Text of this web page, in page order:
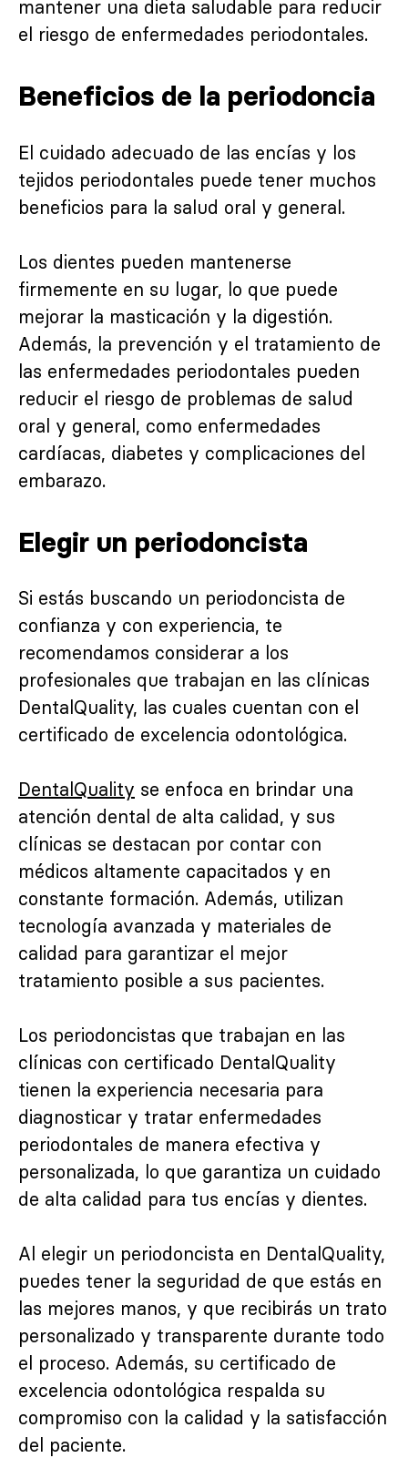
mantener una dieta saludable para reducir
el riesgo de enfermedades periodontales.
Beneficios de la periodoncia
El cuidado adecuado de las encías y los
tejidos periodontales puede tener muchos
beneficios para la salud oral y general.
Los dientes pueden mantenerse
firmemente en su lugar, lo que puede
mejorar la masticación y la digestión.
Además, la prevención y el tratamiento de
las enfermedades periodontales pueden
reducir el riesgo de problemas de salud
oral y general, como enfermedades
cardíacas, diabetes y complicaciones del
embarazo.
Elegir un periodoncista
Si estás buscando un periodoncista de
confianza y con experiencia, te
recomendamos considerar a los
profesionales que trabajan en las clínicas
DentalQuality, las cuales cuentan con el
certificado de excelencia odontológica.
DentalQuality se enfoca en brindar una
atención dental de alta calidad, y sus
clínicas se destacan por contar con
médicos altamente capacitados y en
constante formación. Además, utilizan
tecnología avanzada y materiales de
calidad para garantizar el mejor
tratamiento posible a sus pacientes.
Los periodoncistas que trabajan en las
clínicas con certificado DentalQuality
tienen la experiencia necesaria para
diagnosticar y tratar enfermedades
periodontales de manera efectiva y
personalizada, lo que garantiza un cuidado
de alta calidad para tus encías y dientes.
Al elegir un periodoncista en DentalQuality,
puedes tener la seguridad de que estás en
las mejores manos, y que recibirás un trato
personalizado y transparente durante todo
el proceso. Además, su certificado de
excelencia odontológica respalda su
compromiso con la calidad y la satisfacción
del paciente.